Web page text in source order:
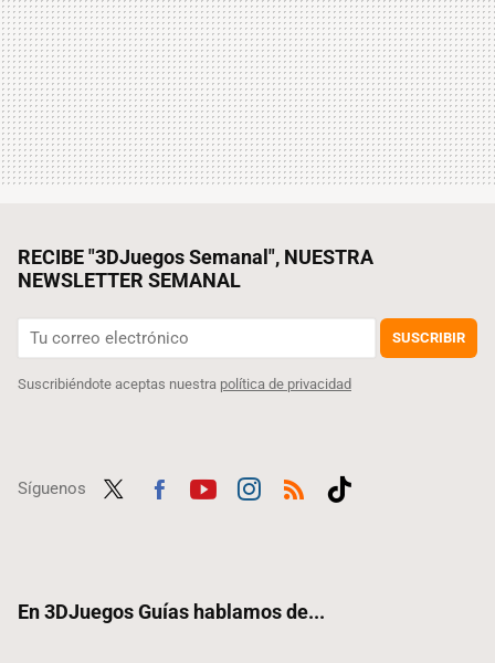
RECIBE "3DJuegos Semanal", NUESTRA
NEWSLETTER SEMANAL
SUSCRIBIR
Suscribiéndote aceptas nuestra política de privacidad
Síguenos
En 3DJuegos Guías hablamos de...